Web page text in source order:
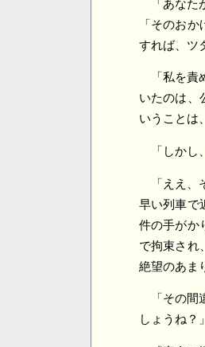
「あな
「そのお
すれば、ツ
「私を
いたのは、
いうことは
「しか
「ええ
早い列車で
件の手がか
で拘束され
絶望のあま
「その
しょうね？」